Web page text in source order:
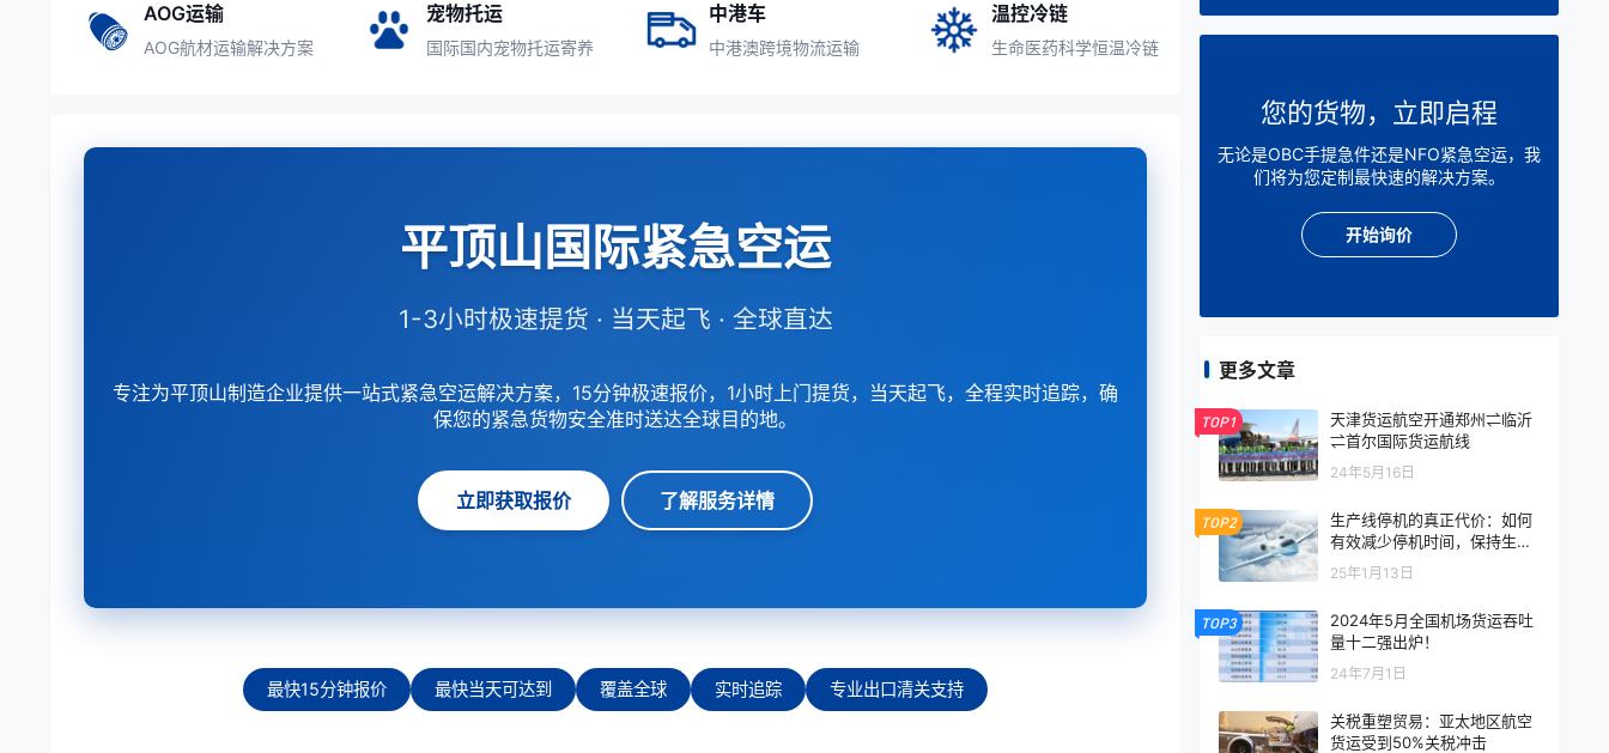
AOG运输
AOG航材运输解决方案
宠物托运
国际国内宠物托运寄养
中港车
中港澳跨境物流运输
温控冷链
生命医药科学恒温冷链
平顶山国际紧急空运
1-3小时极速提货 · 当天起飞 · 全球直达
专注为平顶山制造企业提供一站式紧急空运解决方案，15分钟极速报价，1小时上门提货，当天起飞，全程实时追踪，确
保您的紧急货物安全准时送达全球目的地。
立即获取报价 了解服务详情
最快15分钟报价 最快当天可达到 覆盖全球 实时追踪 专业出口清关支持
您的货物，立即启程
无论是OBC手提急件还是NFO紧急空运，我
们将为您定制最快速的解决方案。
开始询价
更多文章
TOP1
天津货运航空开通郑州⇌临沂
⇌首尔国际货运航线
24年5月16日
TOP2
生产线停机的真正代价：如何
有效减少停机时间，保持生产
持续运转
25年1月13日
TOP3
2024年5月全国机场货运吞吐
量十二强出炉！
24年7月1日
关税重塑贸易：亚太地区航空
货运受到50%关税冲击